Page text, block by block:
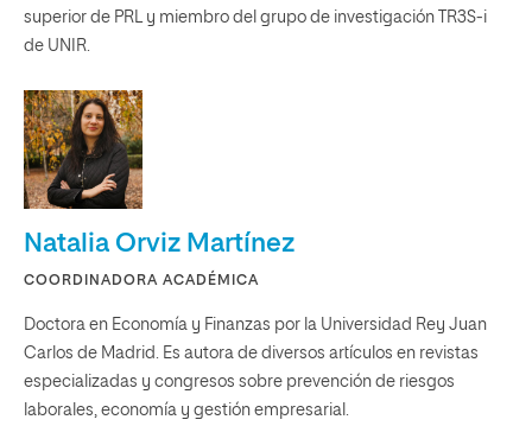
superior de PRL y miembro del grupo de investigación TR3S-i
de UNIR.
Natalia Orviz Martínez
COORDINADORA ACADÉMICA
Doctora en Economía y Finanzas por la Universidad Rey Juan
Carlos de Madrid. Es autora de diversos artículos en revistas
especializadas y congresos sobre prevención de riesgos
laborales, economía y gestión empresarial.